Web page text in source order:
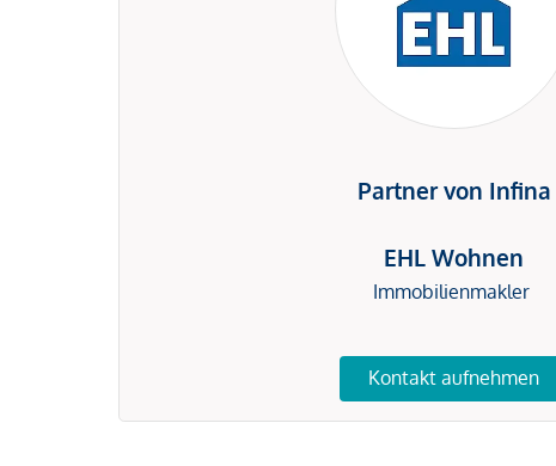
Partner von Infina
EHL Wohnen
Immobilienmakler
Kontakt aufnehmen